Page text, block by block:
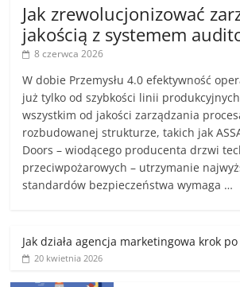
Jak zrewolucjonizować
jakością z systemem
8 czerwca 2026
W dobie Przemysłu 4.0 efektywność
już tylko od szybkości linii
wszystkim od jakości zarządzania
rozbudowanej strukturze, takich jak
Doors – wiodącego producenta drzwi
przeciwpożarowych – utrzymanie
standardów bezpieczeństwa wymaga …
Jak działa agencja marketingowa krok
20 kwietnia 2026